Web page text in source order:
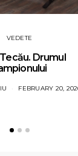
VEDETE
Drumul
FEBRUARY 20,